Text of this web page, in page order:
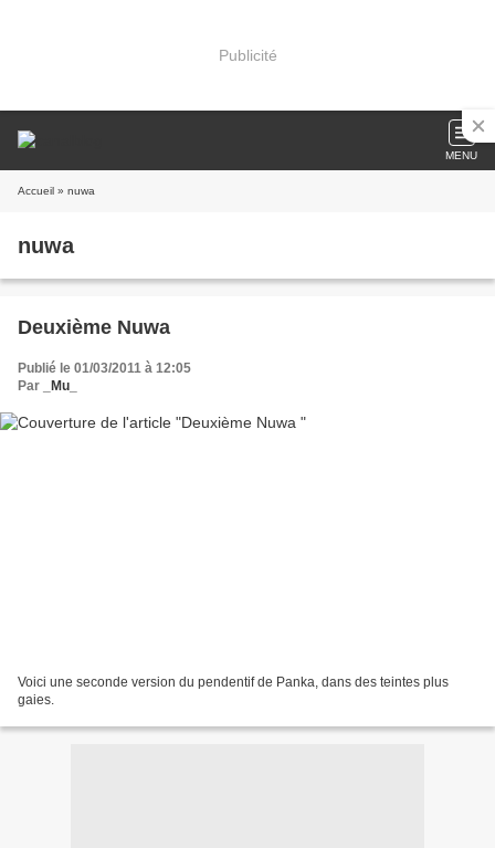
Publicité
MENU
Accueil » nuwa
nuwa
Deuxième Nuwa
Publié le 01/03/2011 à 12:05
Par
_Mu_
Voici une seconde version du pendentif de Panka, dans des teintes plus
gaies.